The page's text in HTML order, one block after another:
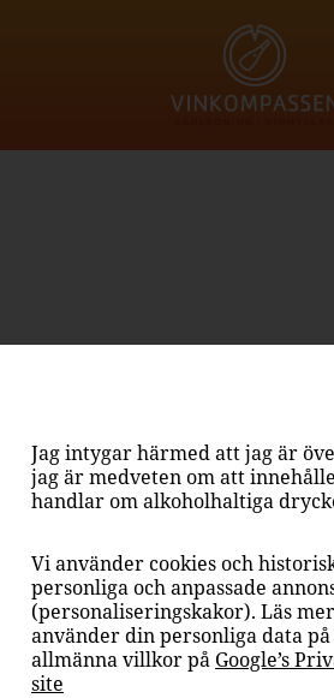
Jag intygar härmed att jag är
jag är medveten om att
handlar om alkoholhaltiga
Vi använder cookies och
personliga och anpassade
(personaliseringskakor). Läs
använder din personliga data
allmänna villkor på Google’s
site